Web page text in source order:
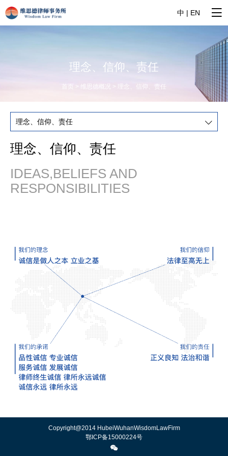
中 | EN
理念、信仰、责任
首页 > 维思德概况 > 理念、信仰、责任
理念、信仰、责任
IDEAS,BELIEFS AND
RESPONSIBILITIES
Copyright@2014 HubeiWuhanWisdomLawFirm
鄂ICP备15000224号